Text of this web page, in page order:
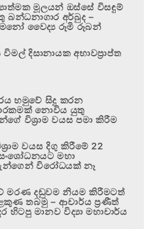
මූලයන් ඔස්සේ විසඳුම්
බන්ධනාගාර අර්බුද –
වෛද්‍ය රූමි රූබන්
විමල් දිසානායක අභාවප්‍රාප්ත
හමුවේ සිදු කරන
නොවිය යුතු
විශ්‍රාම වයස පමා කිරීම
වයස දිගු කිරීමේ 22
මහා
විරෝධයක් නෑ
මරණ දඬුවම නියම කිරීමටත්
තබමු – ආචාර්ය ප්‍රණීත්
හිටපු මානව විද්‍යා මහාචාර්ය